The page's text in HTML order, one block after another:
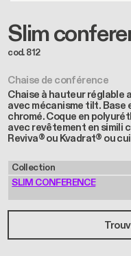
Slim
cod. 812
Chaise de conférence
Chaise à hauteur réglable
avec mécanisme tilt. Base
chromé. Coque en
avec revêtement en simili
Reviva® ou Kvadrat® ou
Collection
SLIM CONFERENCE